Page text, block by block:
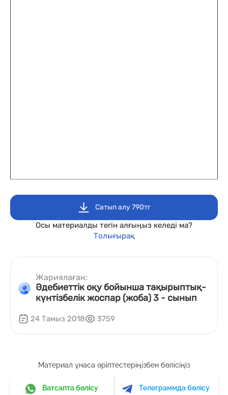
Сатып алу 790тг
Осы материалды тегін алғыңыз келеді ма?
Толығырақ
Жариялаған:
Әдебиеттік оқу бойынша тақырыптық-
күнтізбелік жоспар (жоба) 3 - сынып
24 Тамыз 2018 3759
Материал ұнаса әріптестеріңізбен бөлісіңіз
Ватсапта бөлісу Телеграммда бөлісу